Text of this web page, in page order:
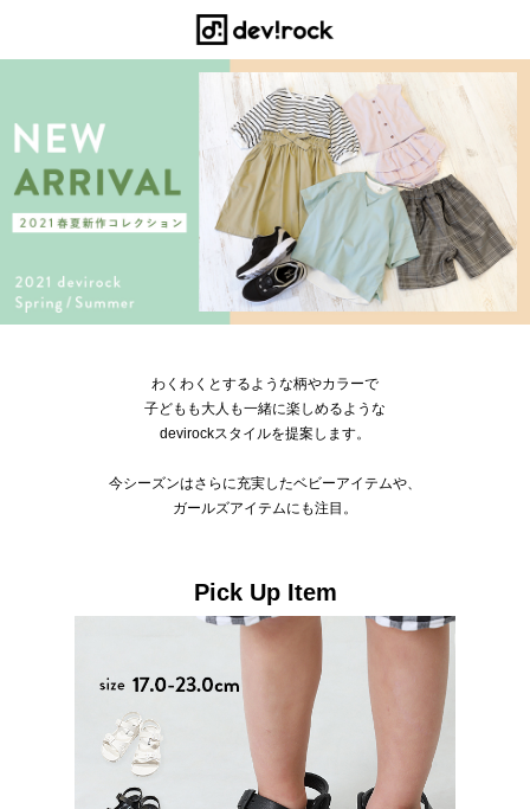
わくわくとするような柄やカラーで
子どもも大人も一緒に楽しめるような
devirockスタイルを提案します。
今シーズンはさらに充実したベビーアイテムや、
ガールズアイテムにも注目。
Pick Up Item